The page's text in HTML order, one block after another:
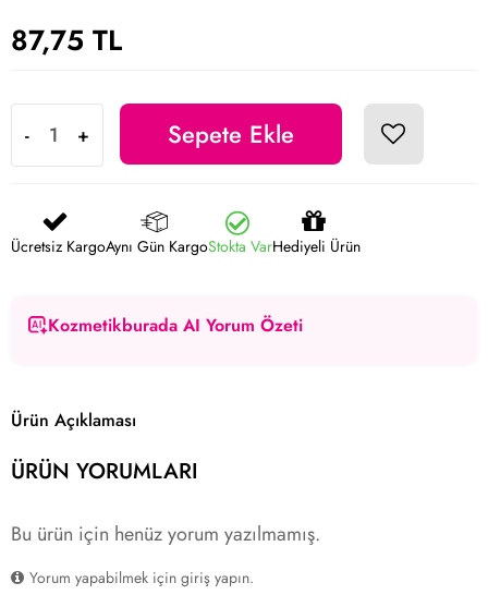
87,75 TL
- + Sepete Ekle
Ücretsiz KargoAynı Gün KargoStokta VarHediyeli Ürün
Kozmetikburada AI Yorum Özeti
Ürün Açıklaması
ÜRÜN YORUMLARI
Bu ürün için henüz yorum yazılmamış.
Yorum yapabilmek için giriş yapın.